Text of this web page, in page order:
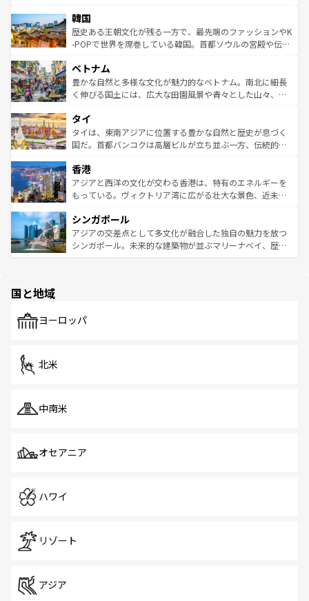
ワイを、存分に味わってほしい。 なお、新着のハワイ情報
はコンテンツ一覧を参照してほしい。
いる。アクティビティも充実しており、サーフィンやダイ
ビング、ハイキングなど、アウトドア好きにはたまらな
い。オーストラリアの多彩な魅力を存分に味わいつくそ
参照してほしい。
ン）、静ひつな山岳地帯である台湾東部など、都市の喧騒
と山間の静けさが共存しており、訪れる人に新しい発見と
驚きをもたらしてくれる。また、奥深い台湾の食文化も魅
容にもいいと評判のスイーツなど、バラエティ豊かな料理
が味わえる。 なお、新着の台湾情報は コンテンツ一覧を参
照してほしい。
韓国
歴史ある王朝文化が残る一方で、最先端のファッションやK
-POPで世界を席巻している韓国。首都ソウルの宮殿や伝統
き、地方に足を延ばせば四季折々の自然美を楽しむことが
できる。そして、キムチや焼肉、絶品のストリートフード
まで、さまざまな韓国料理が待っている。夜には、韓国な
リティに包まれながら、韓国の多彩な魅力を心ゆくまで味
わってみてほしい。 なお、新着の韓国情報はコンテンツ一
覧を参照してほしい。
ベトナム
豊かな自然と多様な文化が魅力的なベトナム。南北に細長
く伸びる国土には、広大な田園風景や青々とした山々、世
急速な発展と共に伝統が息づく。ハノイの古い町並みやホ
ーチミン市のフランス統治時代の建物も、独特の雰囲気を
醸し出している。また、バラエティの豊かさとおいしさで
とつ。フォーやバインミー、ベトナムコーヒーなどは、ぜ
ひ現地で味わいたい。どの地域を訪れてもあたたかい人々
が旅行者を迎えてくれるので、きっと忘れられない旅にな
参照してほしい。
タイ
タイは、東南アジアに位置する豊かな自然と歴史が息づく
国だ。首都バンコクは高層ビルが立ち並ぶ一方、伝統的な
の活気が交差している。北部ではチェンマイなどの山岳地
帯で自然と触れ合い、南部ではプーケットやクラビの美し
いビーチでリゾート気分を楽しむことができる。タイ料理
激する。気候は一年中温暖で、どの季節にも異なる楽しみ
が待っている。親しみやすいタイの人々、仏教を中心とし
た文化、そして多様な観光資源が、訪れる旅人を魅了し続
香港
アジアと西洋の文化が交わる香港は、特有のエネルギーを
もっている。ヴィクトリア湾に広がる壮大な景色、近未来
み、どこを訪れても感動するはず。観光スポットが密集し
ており、効率よく見どころを回れるのも魅力。息をのむよ
うな絶景から文化的な体験まで、香港を存分に楽しみ尽く
シンガポール
アジアの交差点として多文化が融合した独自の魅力を放つ
シンガポール。未来的な建築物が並ぶマリーナベイ、歴史
で、ホーカーズは地元の風情を楽しめる外せないスポット
国と地域
ヨーロッパ
北米
中南米
オセアニア
ハワイ
リゾート
アジア